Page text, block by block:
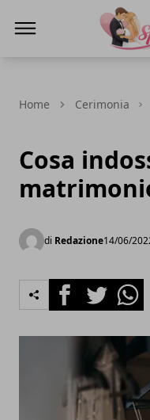
Home Cerimonia
Cosa
di Redazione14/06/
FacebookTwitter